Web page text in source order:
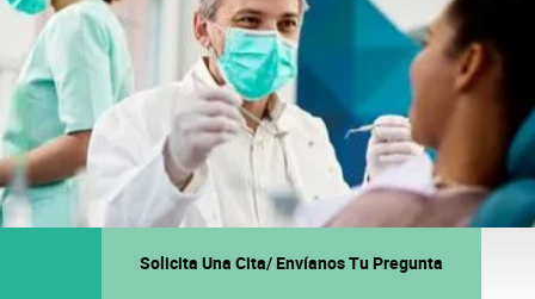
Solicita Una Cita/ Envíanos Tu Pregunta